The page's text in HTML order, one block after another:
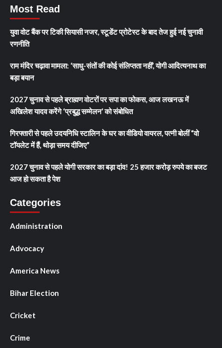
Most Read
युवा वोट बैंक पर टिकी सियासी नजर, स्टूडेंट प्रोटेस्ट के बाद तेज हुई नई चुनावी
रणनीति
राम मंदिर चढ़ावा मामला: ‘साधु-संतों की कोई संलिप्तता नहीं’, योगी आदित्यनाथ का
बड़ा बयान
2027 चुनाव से पहले ब्राह्मण वोटरों पर सपा का फोकस, आज लखनऊ में
अखिलेश यादव करेंगे ‘प्रबुद्ध सम्मेलन’ को संबोधित
गिरफ्तारी से पहले उदयनिधि स्टालिन के घर का वीडियो वायरल, पत्नी बोलीं “वो
टॉयलेट में हैं, थोड़ा समय दीजिए”
2027 चुनाव से पहले योगी सरकार का बड़ा दांव! 25 हजार करोड़ रुपये का बजट
आज हो सकता है पेश
Categories
Administration
Advocacy
America News
Bihar Election
Cricket
Crime